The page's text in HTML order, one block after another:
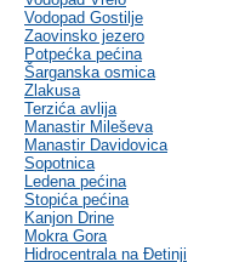
Vodopad Gostilje
Zaovinsko jezero
Potpećka pećina
Šarganska osmica
Zlakusa
Terzića avlija
Manastir Mileševa
Manastir Davidovica
Sopotnica
Ledena pećina
Stopića pećina
Kanjon Drine
Mokra Gora
Hidrocentrala na Đetinji